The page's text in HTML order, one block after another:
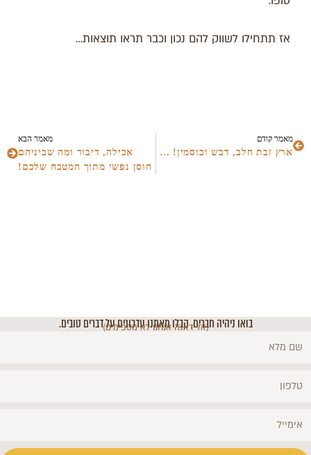
אז תתחילו לשווק להם נכון וכבר תראו תוצאות…
מאמר קודם
ארץ זבת חלב, דבש וכוסמין! שבועות מושחת ומאוזן? כנסו לכאן >>>
מאמר הבא
אכילה, דיבור ומה שביניהם
חוסן נפשי מתוך המטבח שלכם!
בואו ניהיה חברים, קבלו מאתנו עדכונים על דברים טובים.
(אל דאגה אנחנו לא מספימים)